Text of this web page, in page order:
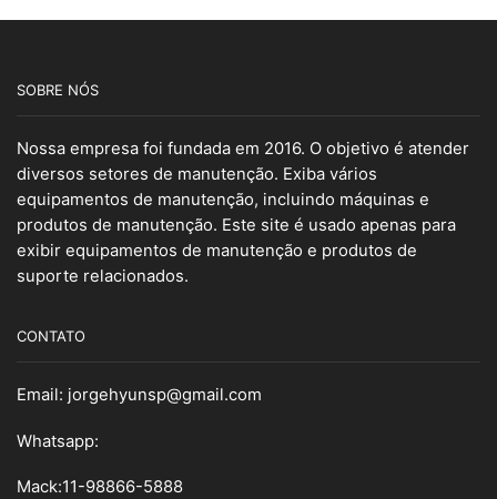
SOBRE NÓS
Nossa empresa foi fundada em 2016. O objetivo é atender
diversos setores de manutenção. Exiba vários
equipamentos de manutenção, incluindo máquinas e
produtos de manutenção. Este site é usado apenas para
exibir equipamentos de manutenção e produtos de
suporte relacionados.
CONTATO
Email: jorgehyunsp@gmail.com
Whatsapp:
Mack:11-98866-5888